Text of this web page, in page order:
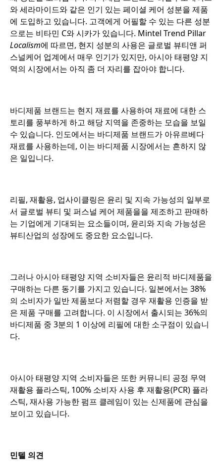
와 세라마이드와 같은 인기 있는 페이셜 케어 성분을 제품
에 도입하고 있습니다. 고객에게 어필할 수 있는 다른 성분
으로는 비타민 C와 시카가 있습니다. Mintel Trend Pillar
Localism에 따르면, 현지 성분의 사용은 글로벌 뷰티앤 퍼
스널케어 업계에서 매우 인기가 있지만, 아시아 태평양 지
역의 시장에서는 아직 좀 더 자리를 잡아야 합니다.
바디제품 브랜드는 현지 재료를 사용하여 재료에 대한 스
토리를 풍부하게 하고 해당 지역을 존중하는 모습을 보일
수 있습니다. 인도에서는 바디제품 브랜드가 아유르베다
재료를 사용하는데, 이는 바디제품 시장에서는 흔하지 않
은 일입니다.
리필, 재활용, 업사이클링은 윤리 및 지속 가능성의 일부로
서 글로벌 뷰티 및 퍼스널 케어 제품을을 제조하고 판매하
는 기업에게 기대되는 요소들이며, 윤리와 지속 가능성은
뷰티산업의 성장에도 중요한 요소입니다.
그러나 아시아 태평양 지역 소비자들은 윤리적 바디제품을
구매하는 다른 동기를 가지고 있습니다. 일본에서는 38%
의 소비자가 일반 제품보다 저렴할 경우 재활용 인증을 받
은 제품 구매를 고려합니다. 이 시장에서 출시되는 36%의
바디제품 중 3분의 1 이상에 리필에 대한 소구점이 있습니
다.
아시아 태평양 지역 소비자들은 또한 커뮤니티 공정 무역
재활용 플라스틱, 100% 소비자 사용 후 재활용(PCR) 플라
스틱, 재사용 가능한 펌프 클레임이 있는 신제품에 관심을
보이고 있습니다.
민텔 의견